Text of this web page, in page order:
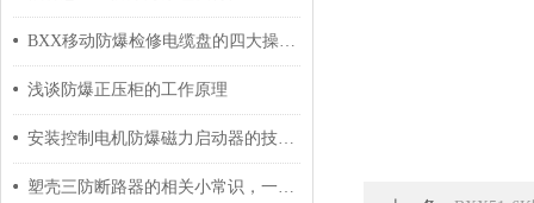
BXX移动防爆检修电缆盘的四大操作原则分享
浅谈防爆正压柜的工作原理
安装控制电机防爆磁力启动器的技术要点分享
塑壳三防断路器的相关小常识，一起来了解一下